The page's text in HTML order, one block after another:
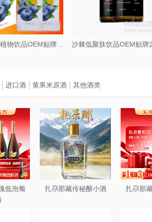
低泡葡
扎尕那藏传秘酿小酒 扎尕那
进口酒 黄果米原酒 其他酒类